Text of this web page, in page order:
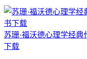
苏珊·福沃德心理学经典
下载